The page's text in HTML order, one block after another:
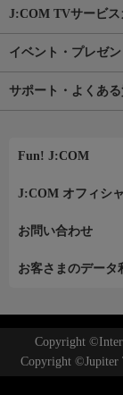
J:COM TVサービス
イベント・プレゼン
サポート・よくある
Fun! J:COM
J:COM オフィシ
お問い合わせ
お客さまのデータ
Copyright
Copyright ©Jupiter